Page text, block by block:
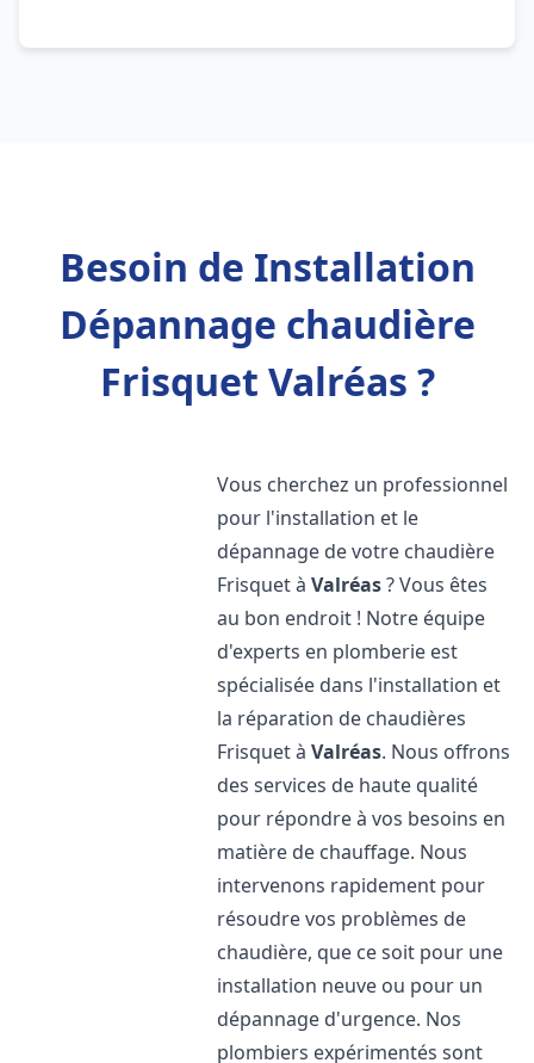
Besoin de Installation
Dépannage chaudière
Frisquet Valréas ?
Vous cherchez un professionnel
pour l'installation et le
dépannage de votre chaudière
Frisquet àValréas? Vous êtes
au bon endroit ! Notre équipe
d'experts en plomberie est
spécialisée dans l'installation et
la réparation de chaudières
Frisquet àValréas. Nous offrons
des services de haute qualité
pour répondre à vos besoins en
matière de chauffage. Nous
intervenons rapidement pour
résoudre vos problèmes de
chaudière, que ce soit pour une
installation neuve ou pour un
dépannage d'urgence. Nos
plombiers expérimentés sont